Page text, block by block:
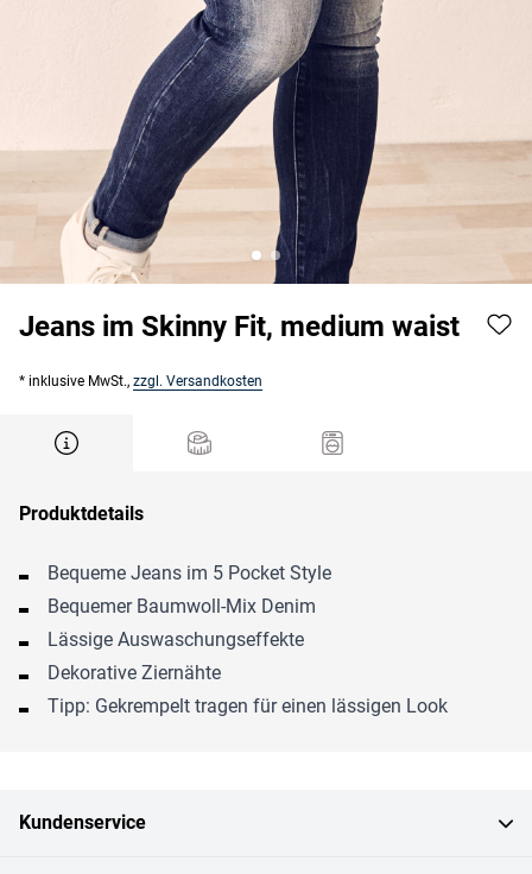
Jeans im Skinny Fit, medium waist
* inklusive MwSt., zzgl. Versandkosten
Produktdetails
Bequeme Jeans im 5 Pocket Style
Bequemer Baumwoll-Mix Denim
Lässige Auswaschungseffekte
Dekorative Ziernähte
Tipp: Gekrempelt tragen für einen lässigen Look
Kundenservice